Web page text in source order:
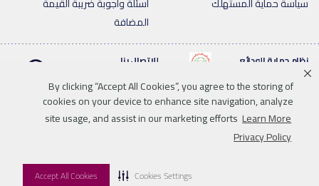
By clicking “Accept All Cookies”, you agree to the storing of
cookies on your device to enhance site navigation, analyze
site usage, and assist in our marketing efforts Learn More
Privacy Policy
Accept All Cookies Cookies Settings
المضافة
نظام حماية الودائع للإتصال بنا
LinkedinInstagramfacebooktwitteryoutube